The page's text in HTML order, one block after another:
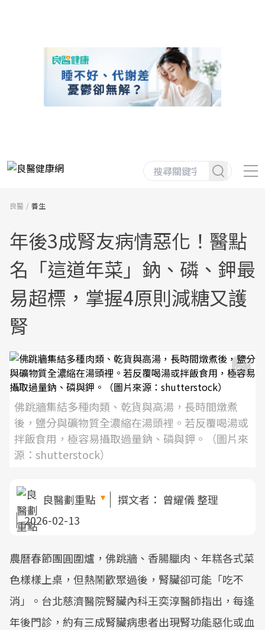
良醫 養生
年後3成腎友病情惡化！醫點
名「這道年菜」鈉、磷、鉀最
易超標，掌握4原則減糖又護
腎
佛跳牆集結多種肉類、乾貨與高湯，長時間燉煮
後，鹽分與礦物質全濃縮在湯頭裡。若反覆喝湯或
拌飯食用，極容易攝取過量鈉、磷與鉀。（圖片來
源：shutterstock）
良醫劃重點 撰文者： 曾耀儀 整理
2026-02-13
農曆春節團圓圍爐，佛跳牆、香腸臘肉、年糕各式菜
色樣樣上桌，但熱鬧歡聚過後，腎臟卻可能「吃不
消」。台北慈濟醫院腎臟內科王奕淳醫師指出，每逢
年後門診，約有三成腎臟病患者出現腎功能惡化或血